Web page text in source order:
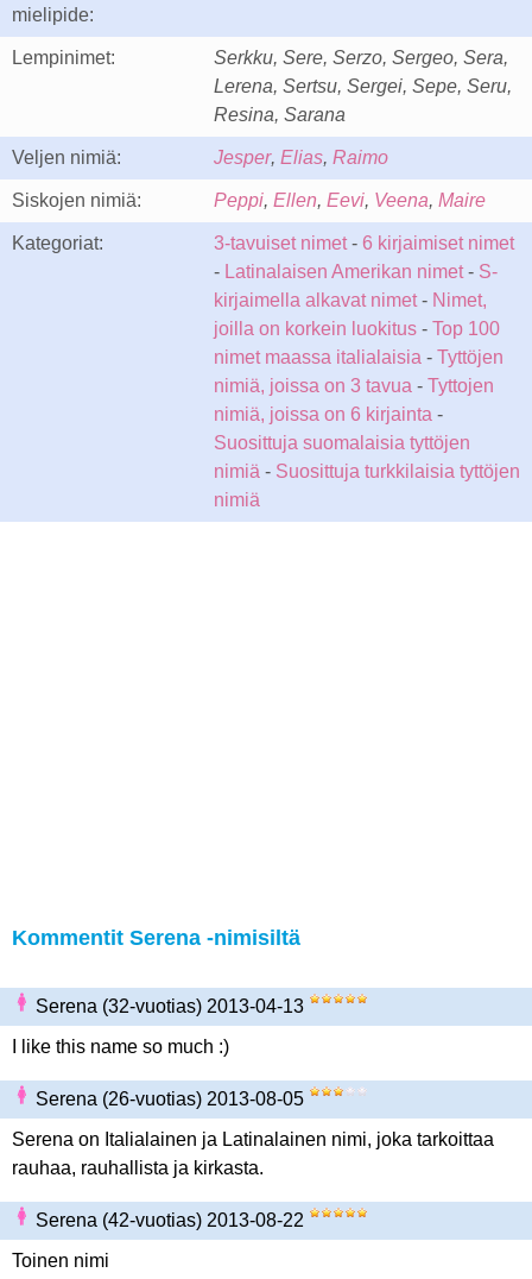
mielipide:
Lempinimet:
Serkku, Sere, Serzo, Sergeo, Sera,
Lerena, Sertsu, Sergei, Sepe, Seru,
Resina, Sarana
Veljen nimiä: Jesper, Elias, Raimo
Siskojen nimiä: Peppi, Ellen, Eevi, Veena, Maire
Kategoriat: 3-tavuiset nimet- 6 kirjaimiset nimet
- Latinalaisen Amerikan nimet- S-
kirjaimella alkavat nimet- Nimet,
joilla on korkein luokitus - Top 100
nimet maassa italialaisia - Tyttöjen
nimiä, joissa on 3 tavua - Tyttojen
nimiä, joissa on 6 kirjainta -
Suosittuja suomalaisia tyttöjen
nimiä - Suosittuja turkkilaisia tyttöjen
nimiä
Kommentit Serena -nimisiltä
Serena (32-vuotias) 2013-04-13
I like this name so much :)
Serena (26-vuotias) 2013-08-05
Serena on Italialainen ja Latinalainen nimi, joka tarkoittaa
rauhaa, rauhallista ja kirkasta.
Serena (42-vuotias) 2013-08-22
Toinen nimi